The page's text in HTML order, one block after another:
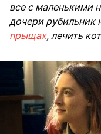
все с маленькими
дочери рубильник
прыщах, лечить